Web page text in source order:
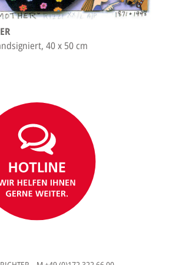
40 x 50 cm